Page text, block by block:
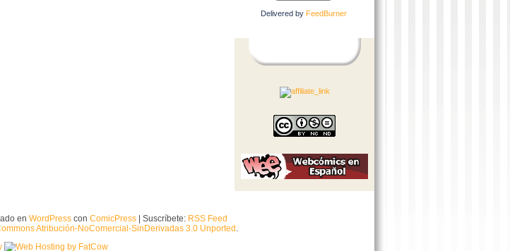
Delivered by FeedBurner
en WordPresscon ComicPress| Suscríbete: RSS Feed
Atribución-NoComercial-SinDerivadas 3.0 Unported .